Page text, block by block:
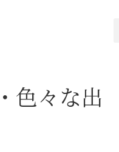
色々な出